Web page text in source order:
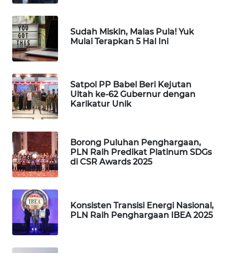
Sudah Miskin, Malas Pula! Yuk
Mulai Terapkan 5 Hal Ini
Satpol PP Babel Beri Kejutan
Ultah ke-62 Gubernur dengan
Karikatur Unik
Borong Puluhan Penghargaan,
PLN Raih Predikat Platinum SDGs
di CSR Awards 2025
Konsisten Transisi Energi Nasional,
PLN Raih Penghargaan IBEA 2025
PLN
WATCH
MKLI
LPKKI
LKKI
KOPEKLIN
PORTAL
KONSUMEN
FORWAMKI
ALPERKLINAS